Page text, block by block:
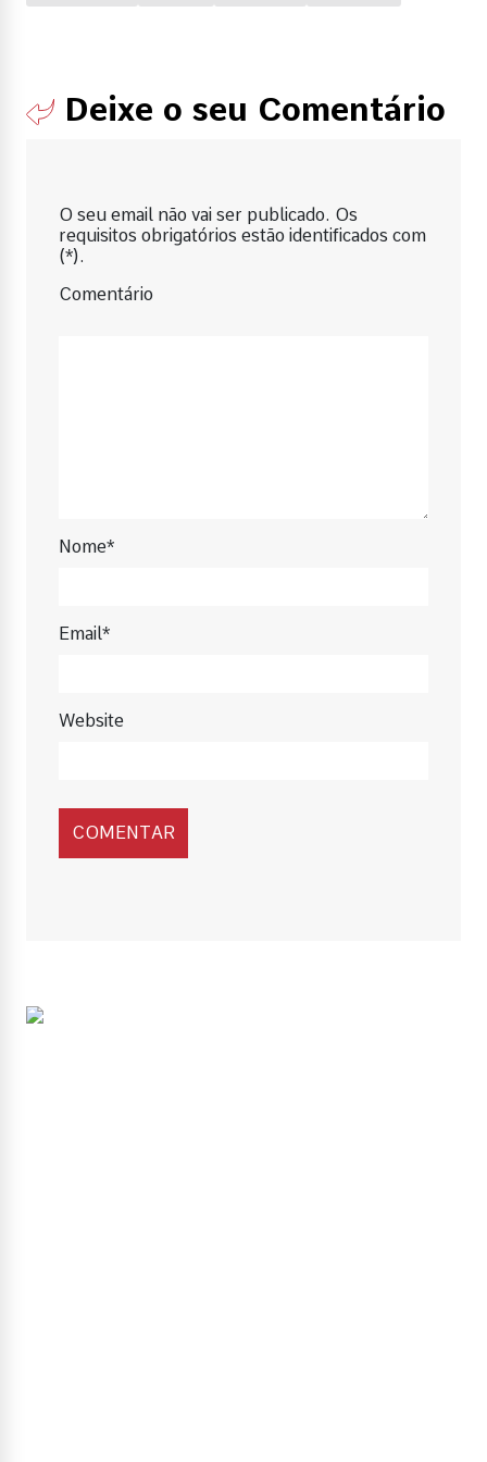
Deixe o seu Comentário
O seu email não vai ser publicado. Os
requisitos obrigatórios estão identificados com
(*).
Comentário
Nome*
Email*
Website